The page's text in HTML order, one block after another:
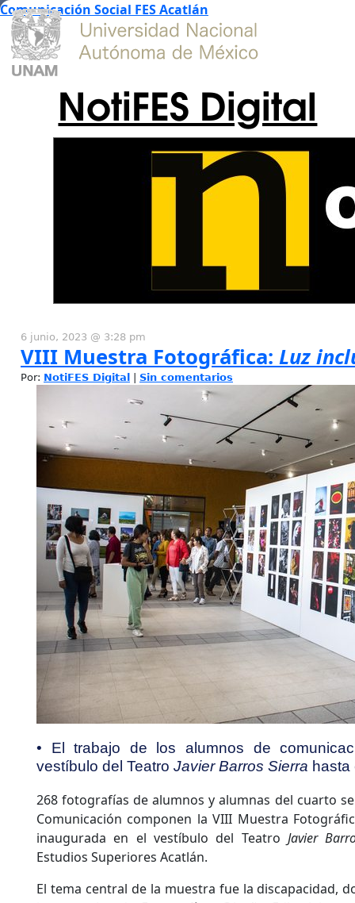
Comunicación Social FES Acatlán
NotiFES Digital
6 junio, 2023 @ 3:28 pm
VIII Muestra Fotográfica: Luz
Por: NotiFES Digital Sin comentarios
• El trabajo de los alumnos de
vestíbulo del Teatro Javier Barros Sierra hasta
268 fotografías de alumnos y alumnas del cuarto
Comunicación componen la VIII Muestra
inaugurada en el vestíbulo del TeatroJavier
Estudios Superiores Acatlán.
El tema central de la muestra fue la discapacidad,